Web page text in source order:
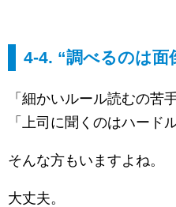
4-4. “調べるのは
「細かいルール読むの苦
「上司に聞くのはハード
そんな方もいますよね。
大丈夫。